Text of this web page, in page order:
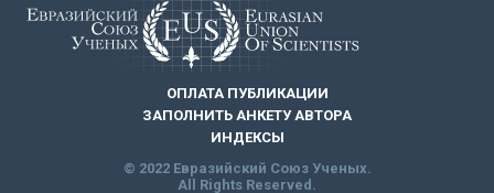
ОПЛАТА ПУБЛИКАЦИИ
ЗАПОЛНИТЬ АНКЕТУ АВТОРА
ИНДЕКСЫ
© 2022 Евразийский Союз Ученых.
All Rights Reserved.